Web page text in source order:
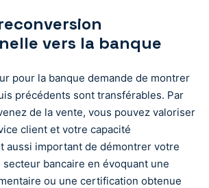
vers la banque
pour la banque demande de montrer
précédents sont transférables. Par
de la vente, vous pouvez valoriser
client et votre capacité
aussi important de démontrer votre
bancaire en évoquant une
ou une certification obtenue